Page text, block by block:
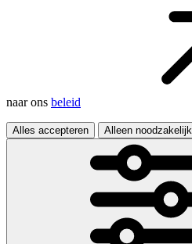
naar ons beleid
Alles accepteren Alleen noodzakelijk